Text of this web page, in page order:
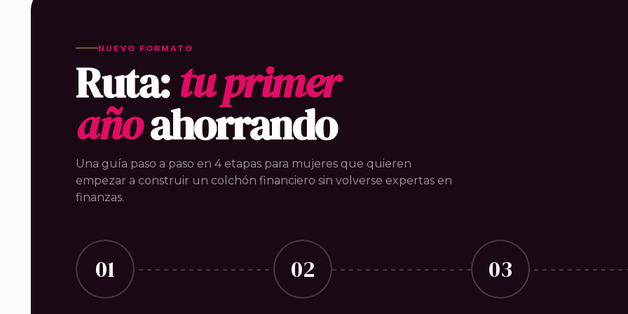
NUEVO FORMATO
Ruta:tu primer
añoahorrando
Una guía paso a paso en 4 etapas para mujeres que quieren
empezar a construir un colchón financiero sin volverse expertas en
finanzas.
01 02 03